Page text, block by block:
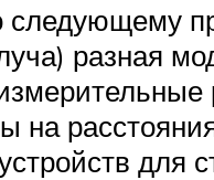
разная
на
для